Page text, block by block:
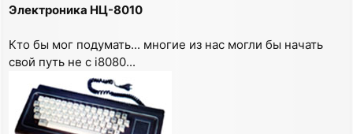
s
Электроника НЦ-8010
Кто бы мог подумать... многие из нас могли бы начать
свой путь не с i8080...